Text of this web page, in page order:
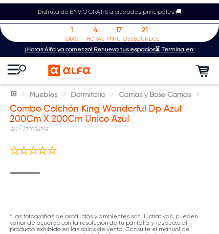
Disfruta de ENVÍO GRATIS a ciudades principales 🚚
¡Horas Alfa ya comenzó! Renueva tus espacios⏳ Termina en:
1
DÍAS
4
HORAS
17
MINUTOS
20
SEGUNDOS
Muebles Dormitorio Camas y Base Camas
Combo Colchón King Wonderful Dp Azul
200Cm X 200Cm Unico Azul
: 135054758
*Las fotografías de productos y ambientes son ilustrativas, pueden
variar de acuerdo con la resolución de tu pantalla y respecto al
producto exhibido en las salas de venta. Consulte el manual de